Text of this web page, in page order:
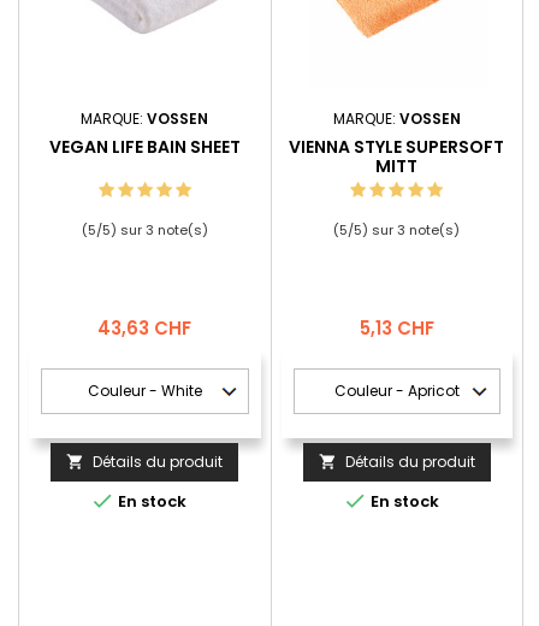
MARQUE:VOSSEN
VEGAN LIFE BAIN SHEET
(5/5) sur3 note(s)
Prix
43,63 CHF
 Détails du produit
 En stock
MARQUE: VOSSEN
VIENNA STYLE SUPERSOFT
MITT
(5/5) sur3 note(s)
Prix
5,13 CHF
 Détails du produit
 En stock